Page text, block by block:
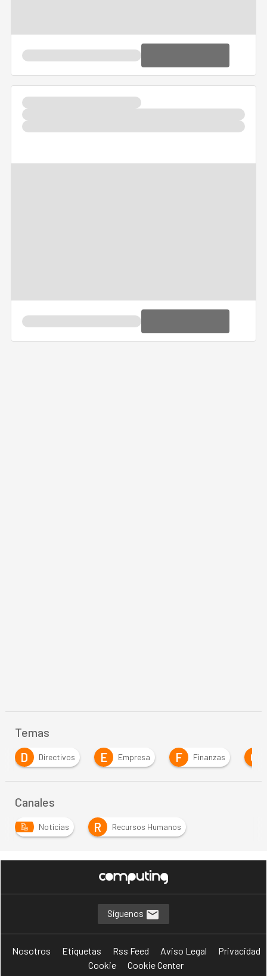
Temas
Directivos E Empresa F Finanzas G Gobierno
Canales
Noticias R Recursos Humanos
Síguenos
Nosotros Etiquetas Rss Feed Aviso Legal
Privacidad
Cookie
Cookie Center